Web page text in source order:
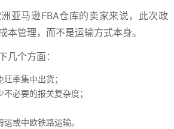
亚马逊FBA仓库的卖家来说，此次政
本管理，而不是运输方式本身。
几个方面：
季集中出货；
必要的报关复杂度；
或中欧铁路运输。